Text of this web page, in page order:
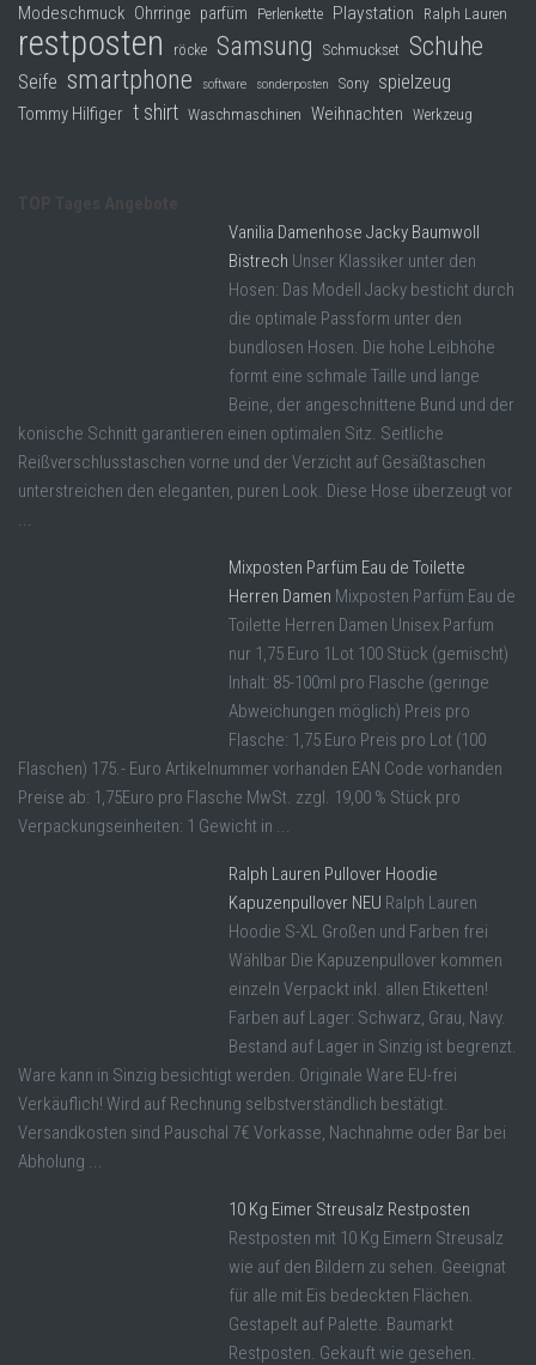
Modeschmuck Ohrringe parfüm Perlenkette Playstation Ralph Lauren
restposten röcke Samsung Schmuckset Schuhe
Seife smartphone software sonderposten Sony spielzeug
Tommy Hilfiger t shirt Waschmaschinen Weihnachten Werkzeug
Vanilia Damenhose Jacky Baumwoll
Bistrech Unser Klassiker unter den
Hosen: Das Modell Jacky besticht durch
die optimale Passform unter den
bundlosen Hosen. Die hohe Leibhöhe
formt eine schmale Taille und lange
Beine, der angeschnittene Bund und der
konische Schnitt garantieren einen optimalen Sitz. Seitliche
Reißverschlusstaschen vorne und der Verzicht auf Gesäßtaschen
unterstreichen den eleganten, puren Look. Diese Hose überzeugt vor
...
Mixposten Parfüm Eau de Toilette
Herren Damen Mixposten Parfüm Eau de
Toilette Herren Damen Unisex Parfum
nur 1,75 Euro 1Lot 100 Stück (gemischt)
Inhalt: 85-100ml pro Flasche (geringe
Abweichungen möglich) Preis pro
Flasche: 1,75 Euro Preis pro Lot (100
Flaschen) 175.- Euro Artikelnummer vorhanden EAN Code vorhanden
Preise ab: 1,75Euro pro Flasche MwSt. zzgl. 19,00 % Stück pro
Verpackungseinheiten: 1 Gewicht in ...
Ralph Lauren Pullover Hoodie
Kapuzenpullover NEU Ralph Lauren
Hoodie S-XL Großen und Farben frei
Wählbar Die Kapuzenpullover kommen
einzeln Verpackt inkl. allen Etiketten!
Farben auf Lager: Schwarz, Grau, Navy.
Bestand auf Lager in Sinzig ist begrenzt.
Ware kann in Sinzig besichtigt werden. Originale Ware EU-frei
Verkäuflich! Wird auf Rechnung selbstverständlich bestätigt.
Versandkosten sind Pauschal 7€ Vorkasse, Nachnahme oder Bar bei
Abholung ...
10 Kg Eimer Streusalz Restposten
Restposten mit 10 Kg Eimern Streusalz
wie auf den Bildern zu sehen. Geeignat
für alle mit Eis bedeckten Flächen.
Gestapelt auf Palette. Baumarkt
Restposten. Gekauft wie gesehen.